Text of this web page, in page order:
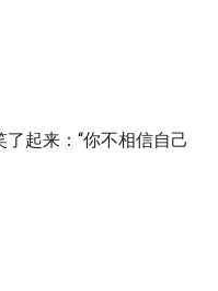
起来：“你不相信自己